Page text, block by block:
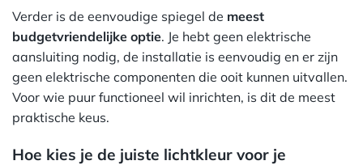
Verder is de eenvoudige spiegel de meest
budgetvriendelijke optie. Je hebt geen elektrische
aansluiting nodig, de installatie is eenvoudig en er zijn
geen elektrische componenten die ooit kunnen uitvallen.
Voor wie puur functioneel wil inrichten, is dit de meest
praktische keus.
Hoe kies je de juiste lichtkleur voor je